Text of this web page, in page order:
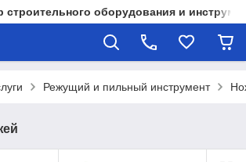
оборудования и
Режущий и пильный инструмент